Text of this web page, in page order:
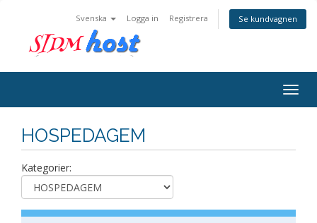
Svenska Logga in Registrera Se kundvagnen
HOSPEDAGEM
Kategorier: